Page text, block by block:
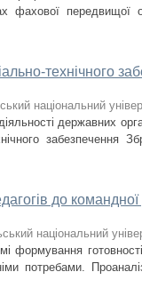
фахової передвищої
технічного
національний
державних
забезпечення
до
національний
формування
потребами.